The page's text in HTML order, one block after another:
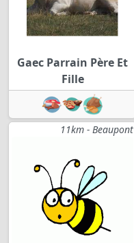
Gaec Parrain Père Et
Fille
11km - Beaupont